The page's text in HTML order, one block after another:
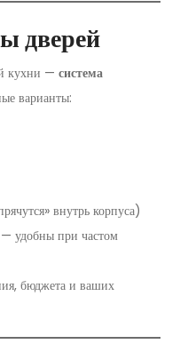
дверей
кухни — система
варианты:
внутрь корпуса)
удобны при частом
бюджета и ваших